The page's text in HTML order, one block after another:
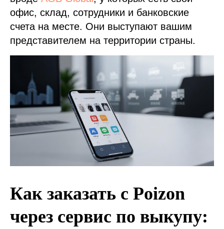
офис, склад, сотрудники и банковские
счета на месте. Они выступают вашим
представителем на территории страны.
Как заказать с Poizon
через сервис по выкупу: